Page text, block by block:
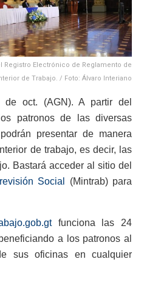
Registro Electrónico de Reglamento de
de Trabajo. / Foto: Álvaro Interiano
de oct. (AGN). A partir del
patronos de las diversas
presentar de manera
de trabajo, es decir, las
Bastará acceder al sitio del
Social
(Mintrab) para
funciona las 24
a los patronos al
sus oficinas en cualquier